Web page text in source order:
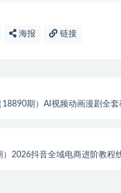
海报 链接
18890期）AI视频动画漫剧全
）2026抖音全域电商进阶教程